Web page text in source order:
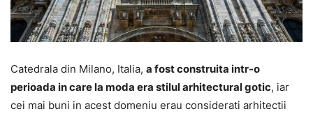
Catedrala din Milano, Italia, a fost construita intr-o
perioada in care la moda era stilul arhitectural gotic, iar
cei mai buni in acest domeniu erau considerati arhitectii